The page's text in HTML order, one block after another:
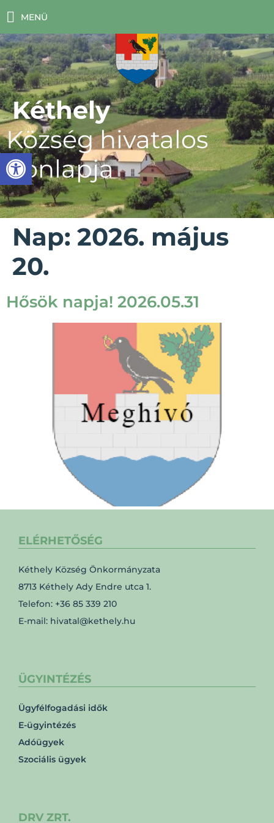
Eszköztár megnyitása
MENÜ
Kéthely
Község hivatalos
honlapja
Nap: 2026. május
20.
Hősök napja! 2026.05.31
ELÉRHETŐSÉG
Kéthely Község Önkormányzata
8713 Kéthely Ady Endre utca 1.
Telefon: +36 85 339 210
E-mail: hivatal@kethely.hu
ÜGYINTÉZÉS
Ügyfélfogadási idők
E-ügyintézés
Adóügyek
Szociális ügyek
DRV ZRT.